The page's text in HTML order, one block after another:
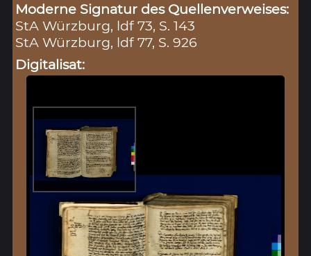
Moderne Signatur des Quellenverweises:
StA Würzburg, ldf 73, S. 143
StA Würzburg, ldf 77, S. 926
Digitalisat: